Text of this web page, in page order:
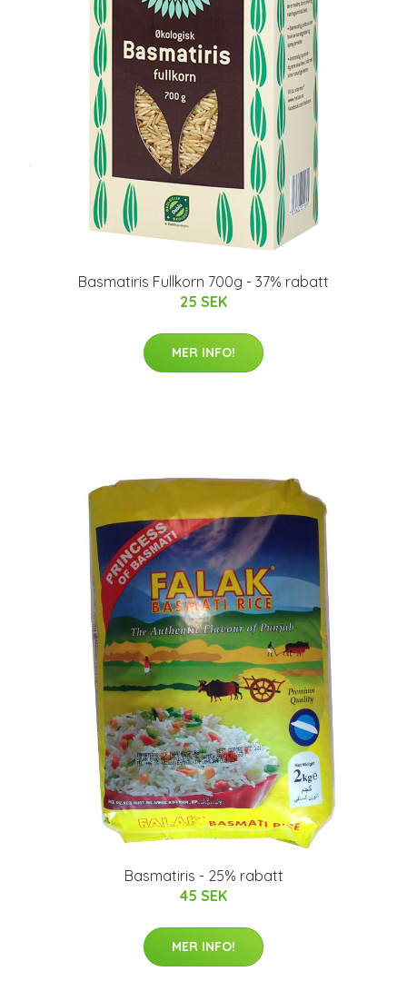
Basmatiris Fullkorn 700g - 37% rabatt
25 SEK
MER INFO!
Basmatiris - 25% rabatt
45 SEK
MER INFO!